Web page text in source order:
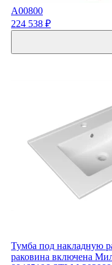
A00800
224 538 ₽
Тумба под накладную
раковина включена